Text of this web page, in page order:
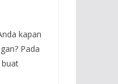
kapan
Pada
buat